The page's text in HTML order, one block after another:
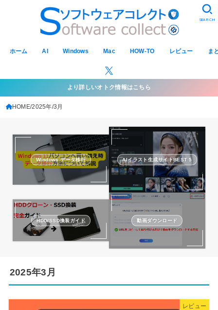
ホーム AI Windows Mac HOW-TO レビュー ま
SEARCH
より詳しいオトク情報はこちら
HOME 2025年 3月
Windows データ移行 AIイラスト生成サイトBEST 5
HDD/SSD換装ガイド 動画ダウンロード
2025年3月
レビュー